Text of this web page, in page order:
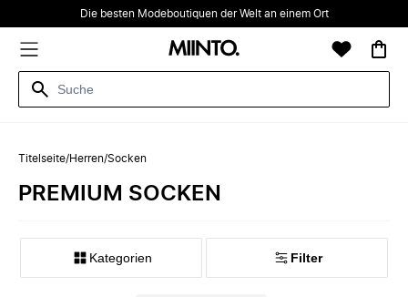
Die besten Modeboutiquen der Welt an einem Ort
Titelseite/Herren/Socken
PREMIUM SOCKEN
Kategorien Filter